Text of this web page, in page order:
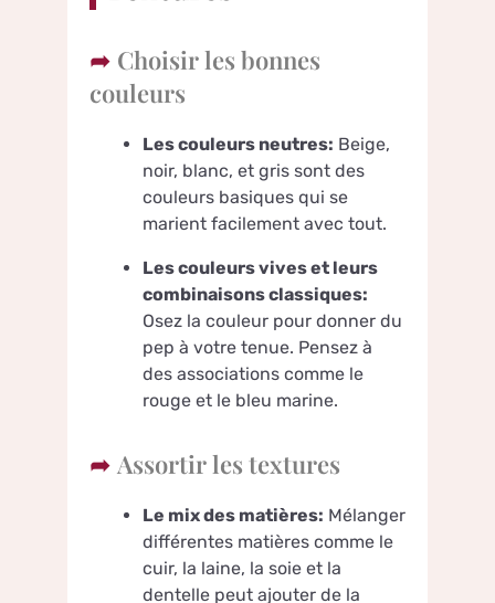
Choisir les bonnes
couleurs
Les couleurs neutres: Beige,
noir, blanc, et gris sont des
couleurs basiques qui se
marient facilement avec tout.
Les couleurs vives et leurs
combinaisons classiques:
Osez la couleur pour donner du
pep à votre tenue. Pensez à
des associations comme le
rouge et le bleu marine.
Assortir les textures
Le mix des matières: Mélanger
différentes matières comme le
cuir, la laine, la soie et la
dentelle peut ajouter de la